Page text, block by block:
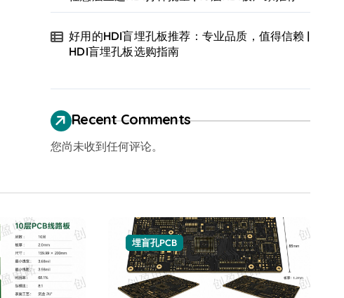
好用的HDI盲埋孔板推荐：专业品质，值得信赖 |
HDI盲埋孔板选购指南
Recent Comments
您尚未收到任何评论。
埋盲孔PCB